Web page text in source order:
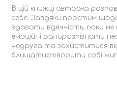
В цій книжці авторка
себе. Завдяки простим
вдавати вдячність, поки не
емоційні ранирозпізнати
недруга та захиститися
блищатистворити собі